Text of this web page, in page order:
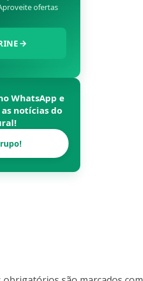
ofertas
WhatsApp e
notícias do
!